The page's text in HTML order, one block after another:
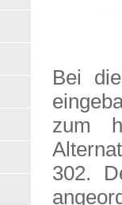
Bei
zum
302.